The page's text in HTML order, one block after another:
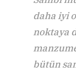
daha iyi
noktaya
bütün